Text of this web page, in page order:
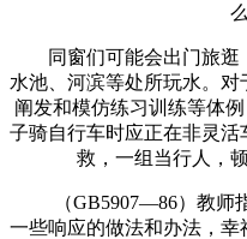
同窗们可能会出门旅逛
水池、河滨等处所玩水。
阐发和模仿练习训练等体
子骑自行车时应正在非灵
救，一组当行人，
（GB5907—86）教师指
一些响应的做法和办法，